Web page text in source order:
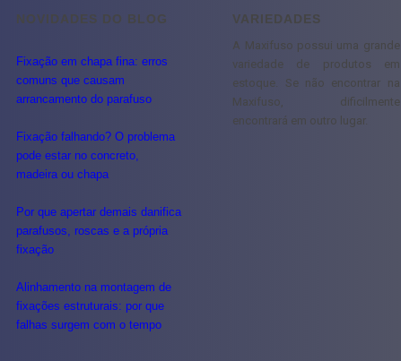
NOVIDADES DO BLOG
Fixação em chapa fina: erros
comuns que causam
arrancamento do parafuso
Fixação falhando? O problema
pode estar no concreto,
madeira ou chapa
Por que apertar demais danifica
parafusos, roscas e a própria
fixação
Alinhamento na montagem de
fixações estruturais: por que
falhas surgem com o tempo
VARIEDADES
A Maxifuso possui uma grande
variedade de produtos em
estoque. Se não encontrar na
Maxifuso, dificilmente
encontrará em outro lugar.